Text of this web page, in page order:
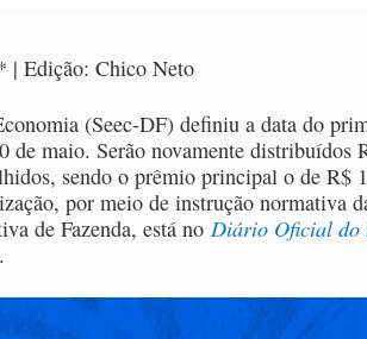
| Edição: Chico Neto
(Seec-DF) definiu a data do
de maio. Serão novamente
sendo o prêmio principal o de
por meio de instrução normativa
de Fazenda, está no Diário Oficial do